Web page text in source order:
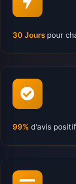
30 Jours pour
99% d'avis